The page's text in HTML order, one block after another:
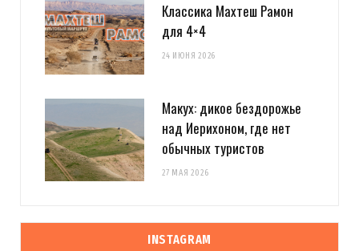
Классика Махтеш Рамон
для 4×4
24 ИЮНЯ 2026
Макух: дикое бездорожье
над Иерихоном, где нет
обычных туристов
27 МАЯ 2026
INSTAGRAM